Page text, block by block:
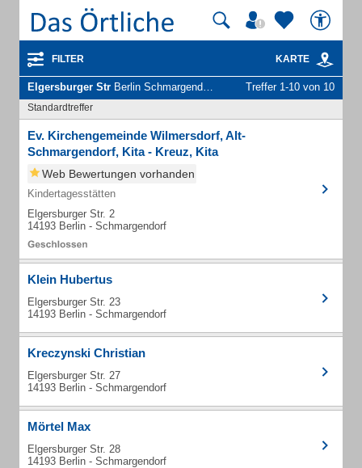
FILTER KARTE
Elgersburger Str Berlin Schmargendorf - Unternehmen und Personen Treffer 1-10 von 10
Standardtreffer
Ev. Kirchengemeinde Wilmersdorf, Alt-
Schmargendorf, Kita - Kreuz, Kita
Web Bewertungen vorhanden
Kindertagesstätten
Elgersburger Str. 2
14193 Berlin - Schmargendorf
Klein Hubertus
Elgersburger Str. 23
14193 Berlin - Schmargendorf
Kreczynski Christian
Elgersburger Str. 27
14193 Berlin - Schmargendorf
Mörtel Max
Elgersburger Str. 28
14193 Berlin - Schmargendorf